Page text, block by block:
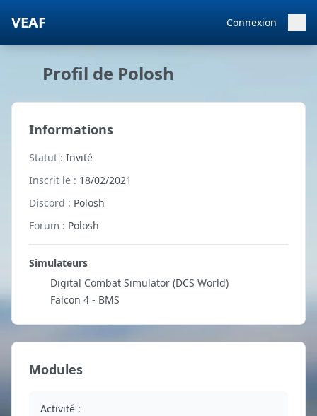
VEAF Connexion
Profil de Polosh
Informations
Statut : Invité
Inscrit le : 18/02/2021
Discord : Polosh
Forum : Polosh
Simulateurs
Digital Combat Simulator (DCS World)
Falcon 4 - BMS
Modules
Activité :